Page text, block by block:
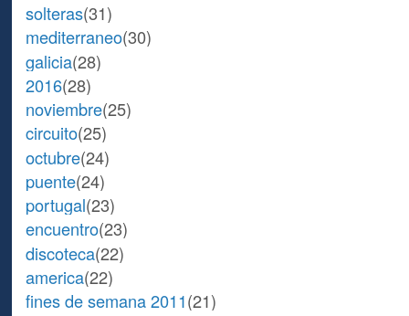
solteras(31)
mediterraneo(30)
galicia(28)
2016(28)
noviembre(25)
circuito(25)
octubre(24)
puente(24)
portugal(23)
encuentro(23)
discoteca(22)
america(22)
fines de semana 2011(21)